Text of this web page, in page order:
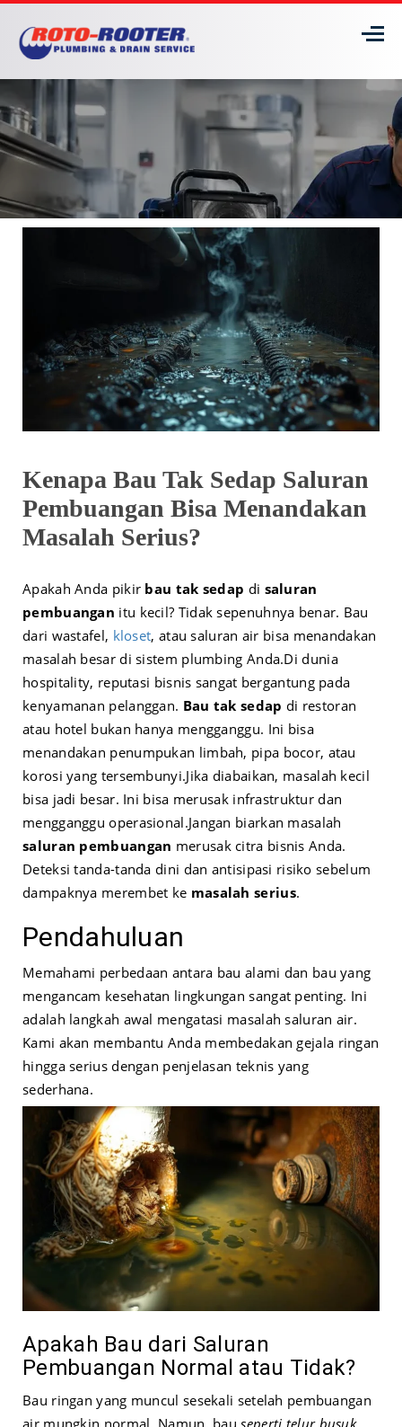
Kenapa Bau Tak Sedap Saluran
Pembuangan Bisa Menandakan
Masalah Serius?
Apakah Anda pikir bau tak sedap di saluran
pembuangan itu kecil? Tidak sepenuhnya benar. Bau
dari wastafel, kloset, atau saluran air bisa menandakan
masalah besar di sistem plumbing Anda.Di dunia
hospitality, reputasi bisnis sangat bergantung pada
kenyamanan pelanggan. Bau tak sedap di restoran
atau hotel bukan hanya mengganggu. Ini bisa
menandakan penumpukan limbah, pipa bocor, atau
korosi yang tersembunyi.Jika diabaikan, masalah kecil
bisa jadi besar. Ini bisa merusak infrastruktur dan
mengganggu operasional.Jangan biarkan masalah
saluran pembuangan merusak citra bisnis Anda.
Deteksi tanda-tanda dini dan antisipasi risiko sebelum
dampaknya merembet ke masalah serius.
Pendahuluan
Memahami perbedaan antara bau alami dan bau yang
mengancam kesehatan lingkungan sangat penting. Ini
adalah langkah awal mengatasi masalah saluran air.
Kami akan membantu Anda membedakan gejala ringan
hingga serius dengan penjelasan teknis yang
sederhana.
Apakah Bau dari Saluran
Pembuangan Normal atau Tidak?
Bau ringan yang muncul sesekali setelah pembuangan
air mungkin normal. Namun, bauseperti telur busuk